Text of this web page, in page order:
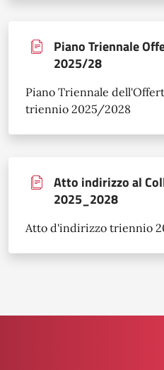
Piano Triennale
2025/28
Piano Triennale
triennio 2025/2028
Atto indirizzo al
2025_2028
Atto d'indirizzo triennio